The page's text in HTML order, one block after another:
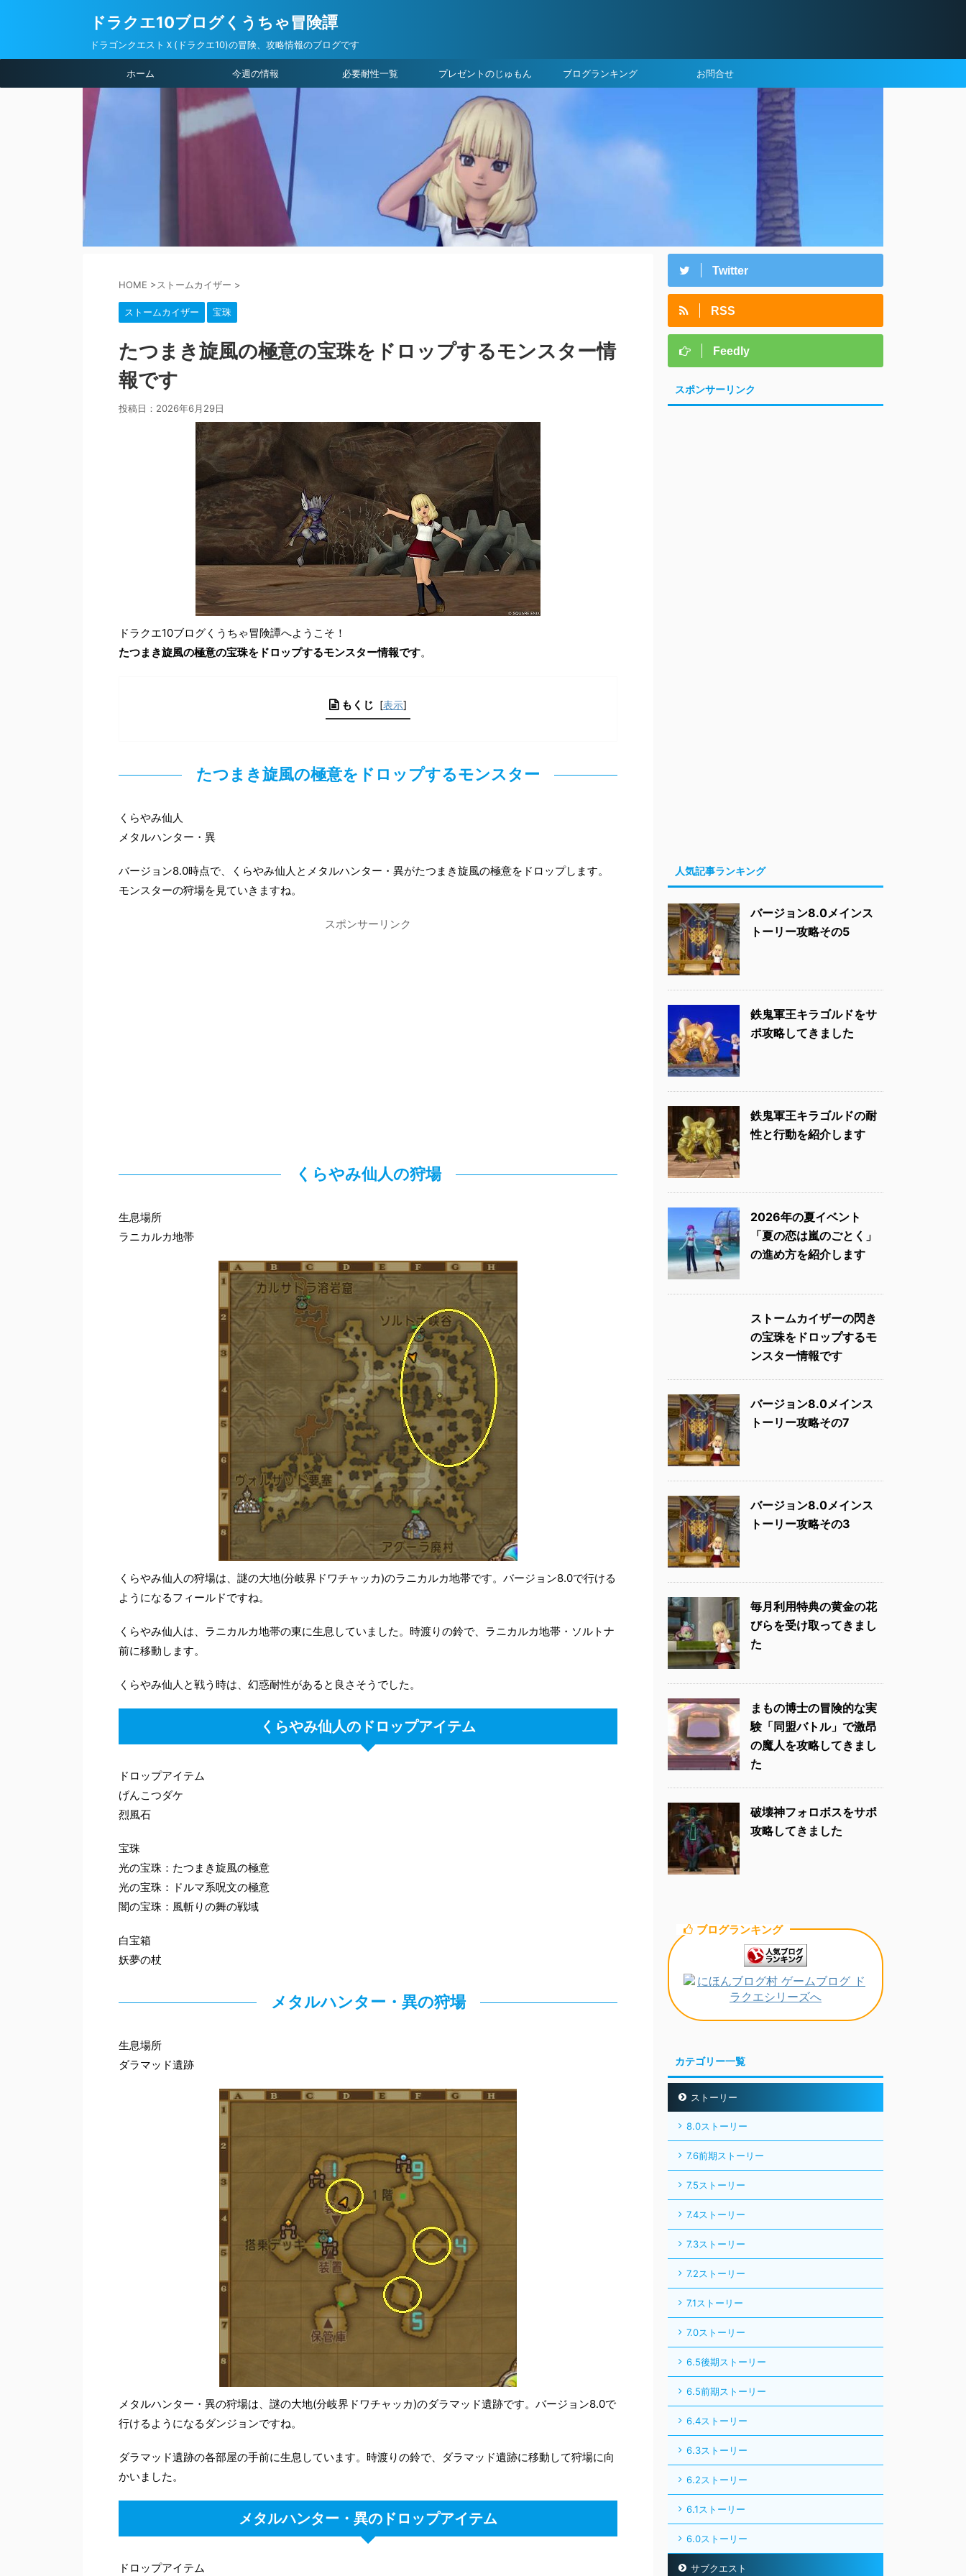
ドラクエ10ブログくうちゃ冒険譚
ドラゴンクエストＸ(ドラクエ10)の冒険、攻略情報のブログです
ホーム 今週の情報 必要耐性一覧 プレゼントのじゅもん ブログランキング お問合せ
HOME >ストームカイザー >
ストームカイザー 宝珠
たつまき旋風の極意の宝珠をドロップするモンスター情
報です
投稿日： 2026年6月29日
ドラクエ10ブログくうちゃ冒険譚へようこそ！
たつまき旋風の極意の宝珠をドロップするモンスター情報です。
もくじ [表示]
たつまき旋風の極意をドロップするモンスター
くらやみ仙人
メタルハンター・異
バージョン8.0時点で、くらやみ仙人とメタルハンター・異がたつまき旋風の極意をドロップします。
モンスターの狩場を見ていきますね。
スポンサーリンク
くらやみ仙人の狩場
生息場所
ラニカルカ地帯
くらやみ仙人の狩場は、謎の大地(分岐界ドワチャッカ)のラニカルカ地帯です。バージョン8.0で行ける
ようになるフィールドですね。
くらやみ仙人は、ラニカルカ地帯の東に生息していました。時渡りの鈴で、ラニカルカ地帯・ソルトナ
前に移動します。
くらやみ仙人と戦う時は、幻惑耐性があると良さそうでした。
くらやみ仙人のドロップアイテム
ドロップアイテム
げんこつダケ
烈風石
宝珠
光の宝珠：たつまき旋風の極意
光の宝珠：ドルマ系呪文の極意
闇の宝珠：風斬りの舞の戦域
白宝箱
妖夢の杖
メタルハンター・異の狩場
生息場所
ダラマッド遺跡
メタルハンター・異の狩場は、謎の大地(分岐界ドワチャッカ)のダラマッド遺跡です。バージョン8.0で
行けるようになるダンジョンですね。
ダラマッド遺跡の各部屋の手前に生息しています。時渡りの鈴で、ダラマッド遺跡に移動して狩場に向
かいました。
メタルハンター・異のドロップアイテム
ドロップアイテム
Twitter
RSS
Feedly
スポンサーリンク
人気記事ランキング
バージョン8.0メインス
トーリー攻略その5
鉄鬼軍王キラゴルドをサ
ポ攻略してきました
鉄鬼軍王キラゴルドの耐
性と行動を紹介します
2026年の夏イベント
「夏の恋は嵐のごとく」
の進め方を紹介します
ストームカイザーの閃き
の宝珠をドロップするモ
ンスター情報です
バージョン8.0メインス
トーリー攻略その7
バージョン8.0メインス
トーリー攻略その3
毎月利用特典の黄金の花
びらを受け取ってきまし
た
まもの博士の冒険的な実
験「同盟バトル」で激昂
の魔人を攻略してきまし
た
破壊神フォロボスをサポ
攻略してきました
ブログランキング
カテゴリー一覧
ストーリー
8.0ストーリー
7.6前期ストーリー
7.5ストーリー
7.4ストーリー
7.3ストーリー
7.2ストーリー
7.1ストーリー
7.0ストーリー
6.5後期ストーリー
6.5前期ストーリー
6.4ストーリー
6.3ストーリー
6.2ストーリー
6.1ストーリー
6.0ストーリー
サブクエスト